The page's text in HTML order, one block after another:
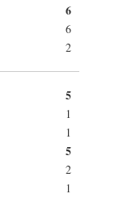
6
6
2
5
1
1
5
2
1